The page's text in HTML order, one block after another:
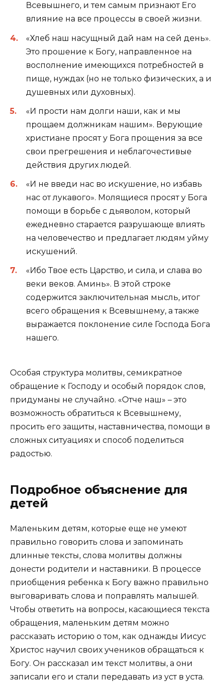
Всевышнего, и тем самым признают Его
влияние на все процессы в своей жизни.
«Хлеб наш насущный дай нам на сей день».
Это прошение к Богу, направленное на
восполнение имеющихся потребностей в
пище, нуждах (но не только физических, а и
душевных или духовных).
«И прости нам долги наши, как и мы
прощаем должникам нашим». Верующие
христиане просят у Бога прощения за все
свои прегрешения и неблагочестивые
действия других людей.
«И не введи нас во искушение, но избавь
нас от лукавого». Молящиеся просят у Бога
помощи в борьбе с дьяволом, который
ежедневно старается разрушающе влиять
на человечество и предлагает людям уйму
искушений.
«Ибо Твое есть Царство, и сила, и слава во
веки веков. Аминь». В этой строке
содержится заключительная мысль, итог
всего обращения к Всевышнему, а также
выражается поклонение силе Господа Бога
нашего.
Особая структура молитвы, семикратное
обращение к Господу и особый порядок слов,
придуманы не случайно. «Отче наш» – это
возможность обратиться к Всевышнему,
просить его защиты, наставничества, помощи в
сложных ситуациях и способ поделиться
радостью.
Подробное объяснение для
детей
Маленьким детям, которые еще не умеют
правильно говорить слова и запоминать
длинные тексты, слова молитвы должны
донести родители и наставники. В процессе
приобщения ребенка к Богу важно правильно
выговаривать слова и поправлять малышей.
Чтобы ответить на вопросы, касающиеся текста
обращения, маленьким детям можно
рассказать историю о том, как однажды Иисус
Христос научил своих учеников обращаться к
Богу. Он рассказал им текст молитвы, а они
записали его и стали передавать из уст в уста.